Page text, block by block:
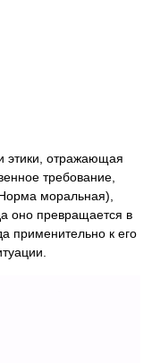
этики, отражающая
требование,
моральная),
оно превращается в
применительно к его